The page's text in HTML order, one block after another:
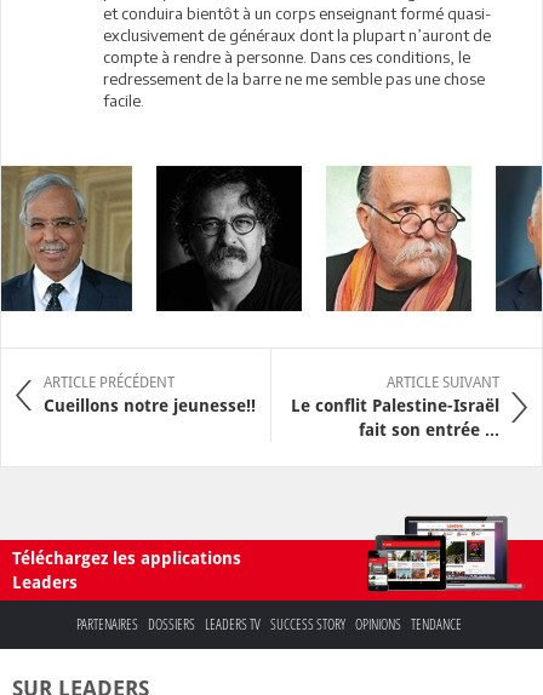
et conduira bientôt à un corps enseignant formé quasi-
exclusivement de généraux dont la plupart n’auront de
compte à rendre à personne. Dans ces conditions, le
redressement de la barre ne me semble pas une chose
facile.
ARTICLE PRÉCÉDENT
Cueillons notre jeunesse!!
ARTICLE SUIVANT
Le conflit Palestine-Israël
fait son entrée ...
Téléchargez les applications
Leaders
PARTENAIRES DOSSIERS LEADERS TV SUCCESS STORY OPINIONS TENDANCE
SUR LEADERS